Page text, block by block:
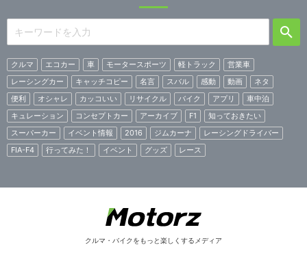
クルマ エコカー 車 モータースポーツ 軽トラック
営業車
レーシングカー
キャッチコピー 名言 スバル 感動 動画
ネタ
便利
オシャレ カッコいい リサイクル バイク アプリ
車中泊
キュレーション
コンセプトカー アーカイブ F1
知っておきたい
スーパーカー
イベント情報 2016 ジムカーナ
レーシングドライバー
FIA-F4
行ってみた！ イベント グッズ レース
クルマ・バイクをもっと楽しくするメディア